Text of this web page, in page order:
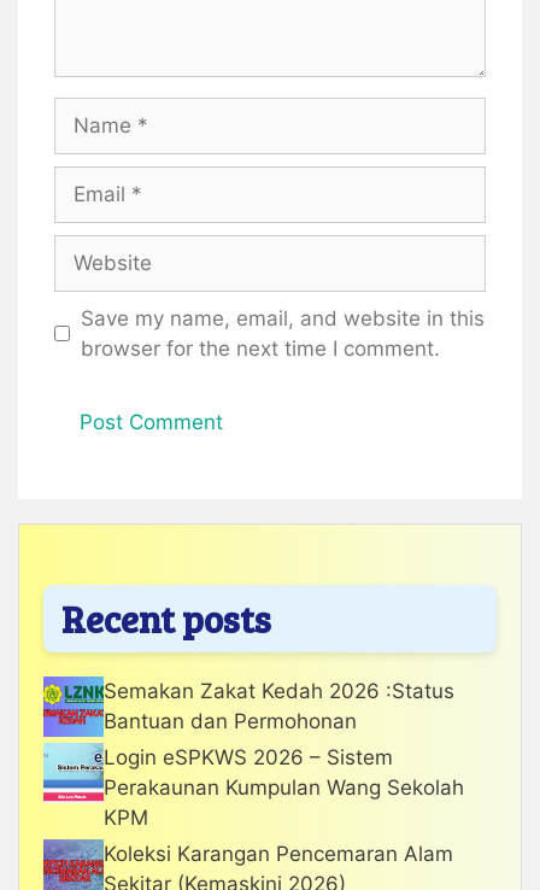
Save my name, email, and website in this
browser for the next time I comment.
Recent posts
Semakan Zakat Kedah 2026 :Status
Bantuan dan Permohonan
Login eSPKWS 2026 – Sistem
Perakaunan Kumpulan Wang Sekolah
KPM
Koleksi Karangan Pencemaran Alam
Sekitar (Kemaskini 2026)